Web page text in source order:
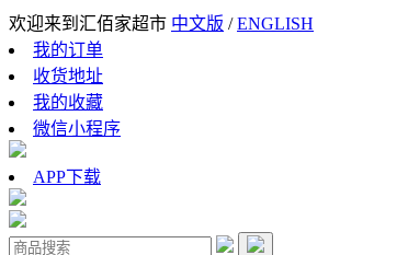
欢迎来到汇佰家超市 中文版 /ENGLISH
我的订单
收货地址
我的收藏
微信小程序
APP下载